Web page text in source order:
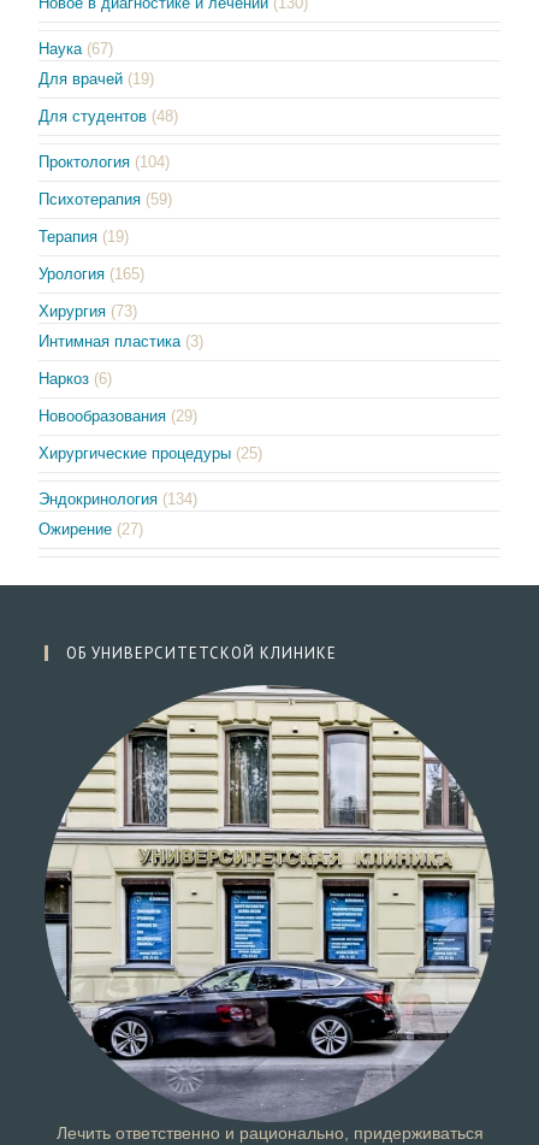
Наука (67)
Для врачей (19)
Для студентов (48)
Проктология (104)
Психотерапия (59)
Терапия (19)
Урология (165)
Хирургия (73)
Интимная пластика (3)
Наркоз (6)
Новообразования (29)
Хирургические процедуры (25)
Эндокринология (134)
Ожирение (27)
ОБ УНИВЕРСИТЕТСКОЙ КЛИНИКЕ
Лечить ответственно и рационально, придерживаться